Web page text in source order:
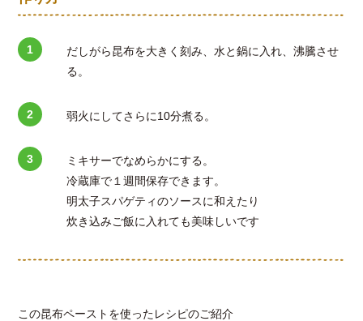
だしがら昆布を大きく刻み、水と鍋に入れ、沸騰させ
る。
弱火にしてさらに10分煮る。
ミキサーでなめらかにする。
冷蔵庫で１週間保存できます。
明太子スパゲティのソースに和えたり
炊き込みご飯に入れても美味しいです
この昆布ペーストを使ったレシピのご紹介